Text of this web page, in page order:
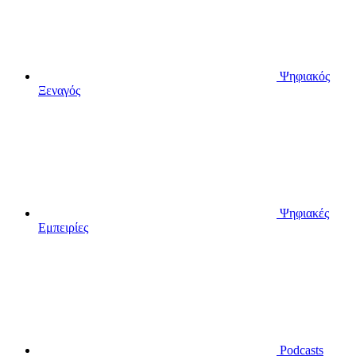
Ψηφιακός
Ξεναγός
Ψηφιακές
Εμπειρίες
Podcasts